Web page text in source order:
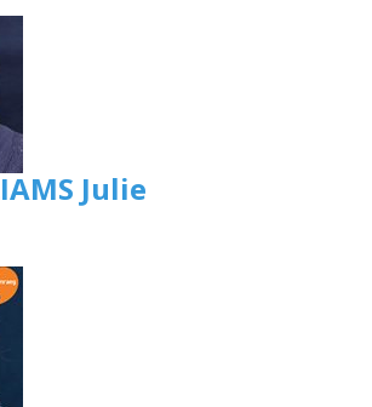
Julie